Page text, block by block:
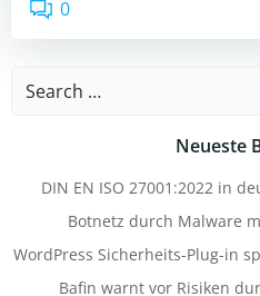
0
Search
Neueste
DIN EN ISO 27001:2022 in
Botnetz durch Malware
WordPress Sicherheits-Plug-in
Bafin warnt vor Risiken